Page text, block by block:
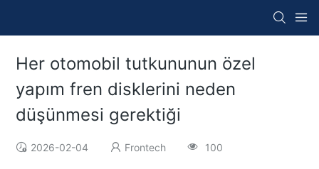
Her otomobil tutkununun özel
yapım fren disklerini neden
düşünmesi gerektiği
2026-02-04 Frontech 100